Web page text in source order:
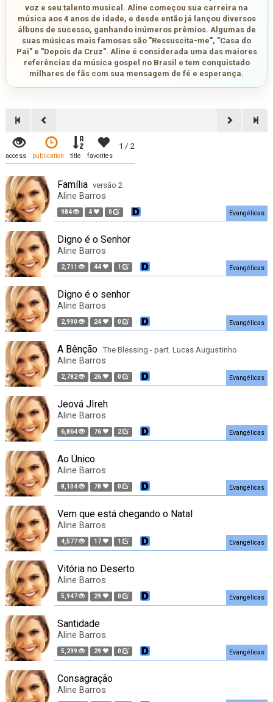
voz e seu talento musical. Aline começou sua carreira na
música aos 4 anos de idade, e desde então já lançou diversos
álbuns de sucesso, ganhando inúmeros prêmios. Algumas de
suas músicas mais famosas são "Ressuscita-me", "Casa do
Pai" e "Depois da Cruz". Aline é considerada uma das maiores
referências da música gospel no Brasil e tem conquistado
milhares de fãs com sua mensagem de fé e esperança.
1 / 2
access publication title favorites
Família versão 2
Aline Barros
984 4 0 Evangélicas
Digno é o Senhor
Aline Barros
2,711 44 1 Evangélicas
Digno é o senhor
Aline Barros
2,990 24 0 Evangélicas
A Bênção The Blessing - part. Lucas Augustinho
Aline Barros
2,782 26 0 Evangélicas
Jeová JIreh
Aline Barros
6,864 76 2 Evangélicas
Ao Único
Aline Barros
8,104 78 0 Evangélicas
Vem que está chegando o Natal
Aline Barros
4,577 17 1 Evangélicas
Vitória no Deserto
Aline Barros
5,947 29 0 Evangélicas
Santidade
Aline Barros
5,299 29 0 Evangélicas
Consagração
Aline Barros